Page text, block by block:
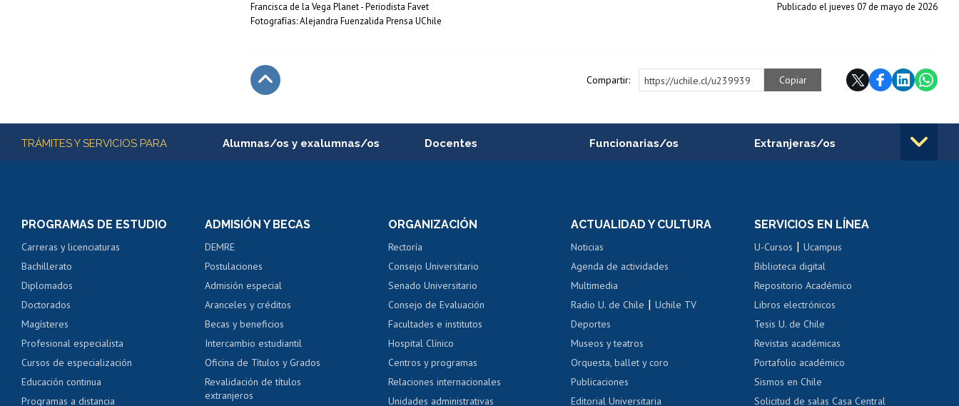
Francisca de la Vega Planet - Periodista Favet
Fotografías: Alejandra Fuenzalida Prensa UChile
Publicado el jueves 07 de mayo de 2026
Compartir: https://uchile.cl/u239939 Copiar
Más información
TRÁMITES Y SERVICIOS PARA Alumnas/os y exalumnas/os
Consulta y certificado de notas
Servicio médico y dental
Pago de arancel y crédito alumnos
Pago de arancel y crédito exalumnos
Certificado de títulos y grados
Docentes
Perfeccionamiento
Evaluación docente
Calificación académica
Postulación al AUCAI
Funcionarias/os
Portal de movilidad interna
Certificado de renta
Certificado de renta
Gestión de correo uchile
Extranjeras/os
Movilidad Estudiantil
Cursos de español
Acoso laboral, sexual y violencia
PROGRAMAS DE ESTUDIO
Carreras y licenciaturas
Bachillerato
Diplomados
Doctorados
Magísteres
Profesional especialista
Cursos de especialización
Educación continua
Programas a distancia
ADMISIÓN Y BECAS
DEMRE
Postulaciones
Admisión especial
Aranceles y créditos
Becas y beneficios
Intercambio estudiantil
Oficina de Títulos y Grados
Revalidación de títulos
extranjeros
ORGANIZACIÓN
Rectoría
Consejo Universitario
Senado Universitario
Consejo de Evaluación
Facultades e institutos
Hospital Clínico
Centros y programas
Relaciones internacionales
Unidades administrativas
ACTUALIDAD Y CULTURA
Noticias
Agenda de actividades
Multimedia
Radio U. de Chile |Uchile TV
Deportes
Museos y teatros
Orquesta, ballet y coro
Publicaciones
Editorial Universitaria
SERVICIOS EN LÍNEA
U-Cursos |Ucampus
Biblioteca digital
Repositorio Académico
Libros electrónicos
Tesis U. de Chile
Revistas académicas
Portafolio académico
Sismos en Chile
Solicitud de salas Casa Central